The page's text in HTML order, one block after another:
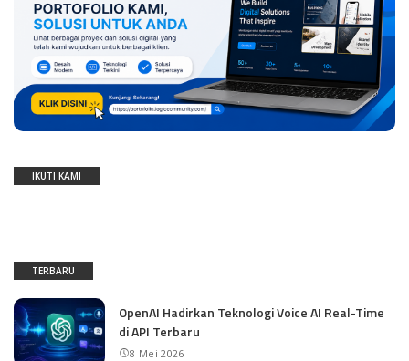
IKUTI KAMI
TERBARU
OpenAI Hadirkan Teknologi Voice AI Real-Time
di API Terbaru
8 Mei 2026